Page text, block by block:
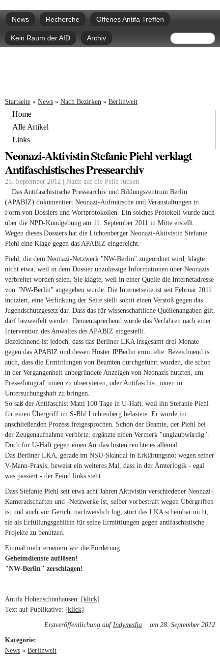
zum
Hauptmenü
News Recherche Offenes Antifa Treffen
Kein Raum der AfD Archiv Suche
Sie sind hier
Startseite » News » Nach Bezirken » Berlinweit
Home
Alle Artikel
Links
Neonazi-Aktivistin Stefanie Piehl verklagt
Antifaschistisches Pressearchiv
28. September 2012 | Nazis auf die Pelle rücken
Das Antifaschistische Pressearchiv und Bildungszentrum Berlin
(APABIZ) dokumentiert Neonazi-Aufmärsche und Veranstaltungen in
Form von Dossiers und Wortprotokollen. Ein solches Protokoll wurde auch
über die NPD-Kundgebung am 11. September 2011 in Mitte erstellt.
Wegen dieses Dossiers hat die Lichtenberger Neonazi-Aktivistin Stefanie
Piehl eine Klage gegen das APABIZ eingereicht.
Piehl, die dem Neonazi-Netzwerk "NW-Berlin" zugeordnet wird, klagte
nicht etwa, weil in dem Dossier unzulässige Informationen über Neonazis
verbreitet worden seien. Sie klagte, weil in einer Quelle die Internetadresse
von "NW-Berlin" angegeben wurde. Die Internetseite ist seit Februar 2011
indiziert, eine Verlinkung der Seite stellt somit einen Verstoß gegen das
Jugendschutzgesetz dar. Dass das für wissenschaftliche Quellenangaben gilt,
darf bezweifelt werden. Dementsprechend wurde das Verfahren nach einer
Intervention des Anwaltes des APABIZ eingestellt.
Bezeichnend ist jedoch, dass das Berliner LKA insgesamt drei Monate
gegen das APABIZ und dessen Hoster JPBerlin ermittelte. Bezeichnend ist
auch, dass die Ermittlungen von Beamten durchgeführt wurden, die schon
in der Vergangenheit unbegründete Anzeigen von Neonazis nutzten, um
Pressefotograf_innen zu observieren, oder Antifaschist_innen in
Untersuchungshaft zu bringen.
So saß der Antifaschist Matti 100 Tage in U-Haft, weil ihn Stefanie Piehl
für einen Übergriff im S-Bhf Lichtenberg belastete. Er wurde im
anschließenden Prozess freigesprochen. Schon der Beamte, der Piehl bei
der Zeugenaufnahme verhörte, ergänzte einen Vermerk "unglaubwürdig".
Doch für U-Haft gegen einen Antifaschisten reichte es allemal.
Das Berliner LKA, gerade im NSU-Skandal in Erklärungsnot wegen seiner
V-Mann-Praxis, beweist ein weiteres Mal, dass in der Ämterlogik - egal
was passiert - der Feind links steht.
Dass Stefanie Piehl seit etwa acht Jahren Aktivistin verschiedener Neonazi-
Kameradschaften und -Netzwerke ist, selber vorbestraft wegen Übergriffen
ist und auch vor Gericht nachweislich log, stört das LKA scheinbar nicht,
sie als Erfüllungsgehilfin für seine Ermittlungen gegen antifaschistische
Projekte zu benutzen.
Einmal mehr erneuern wir die Forderung:
Geheimdienste auflösen!
"NW-Berlin" zerschlagen!
Antifa Hohenschönhausen: [klick]
Text auf Publikative: [klick]
Erstveröffentlichung aufIndymedia (link is external)
am 28. September 2012
Kategorie:
News » Berlinweit